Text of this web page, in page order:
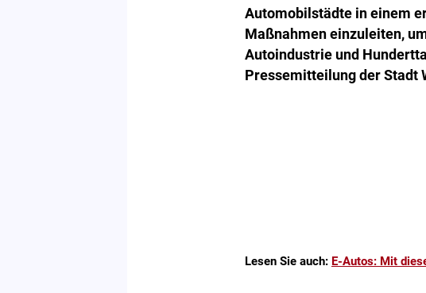
Automobilstädte in einem
Maßnahmen einzuleiten,
Autoindustrie und
Pressemitteilung der Stadt
Lesen Sie auch: E-Autos: Mit